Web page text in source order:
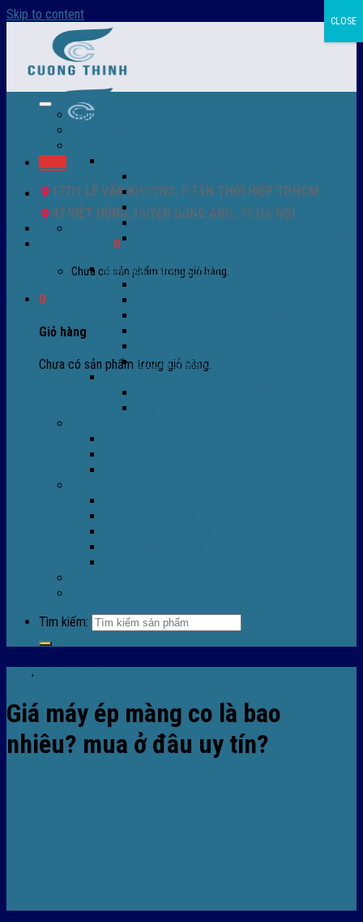
Skip to content
177/1 LÊ VĂN KHƯƠNG, P.TÂN THỚI HIỆP TP.HCM
47 VIỆT HÙNG, HUYỆN ĐÔNG ANH, TP.HÀ NỘI
0932 756 950
0
Chưa có sản phẩm trong giỏ hàng.
0
Giỏ hàng
Chưa có sản phẩm trong giỏ hàng.
Trang chủ – Màng co POF
Màng co PVC
Màng quấn PALLET- màng PE- màng chit
Màng skinpack - skinfilm - hút sát da
Máy bọc màng co POF
Phụ tùng thay thế
Tìm kiếm:
,
Giá máy ép màng co là bao
nhiêu? mua ở đâu uy tín?
CLOSE